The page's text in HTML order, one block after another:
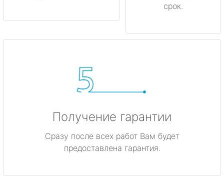
срок.
Получение гарантии
Сразу после всех работ Вам будет
предоставлена гарантия.